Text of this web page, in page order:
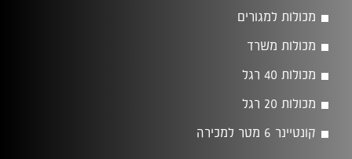
מכולות למגורים
מכולות משרד
מכולות 40 רגל
מכולות 20 רגל
קונטיינר 6 מטר למכירה